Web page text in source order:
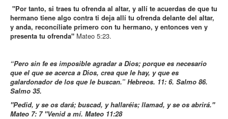
"Por tanto, si traes tu ofrenda al altar, y allí te acuerdas de que tu
hermano tiene algo contra ti deja allí tu ofrenda delante del altar,
y anda, reconcíliate primero con tu hermano, y entonces ven y
presenta tu ofrenda" Mateo 5:23.
“Pero sin fe es imposible agradar a Dios; porque es necesario
que el que se acerca a Dios, crea que le hay, y que es
galardonador de los que le buscan.” Hebreos. 11: 6. Salmo 86.
Salmo 35.
"Pedid, y se os dará; buscad, y hallaréis; llamad, y se os abrirá."
Mateo 7: 7 "Venid a mí. Mateo 11:28